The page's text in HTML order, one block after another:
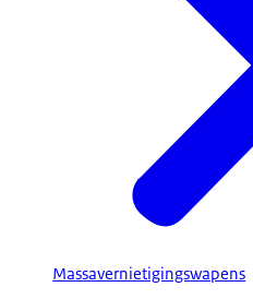
Massavernietigingswapens